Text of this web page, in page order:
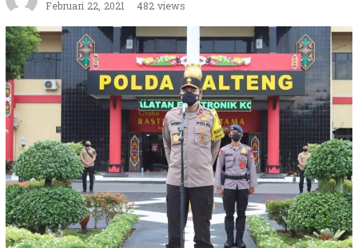
Februari 22, 2021
482 views